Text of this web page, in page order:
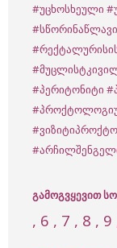
#უცხოსხეული
#პერიტონიტი
გამოგვყევით
, 6 , 7 , 8 , 9